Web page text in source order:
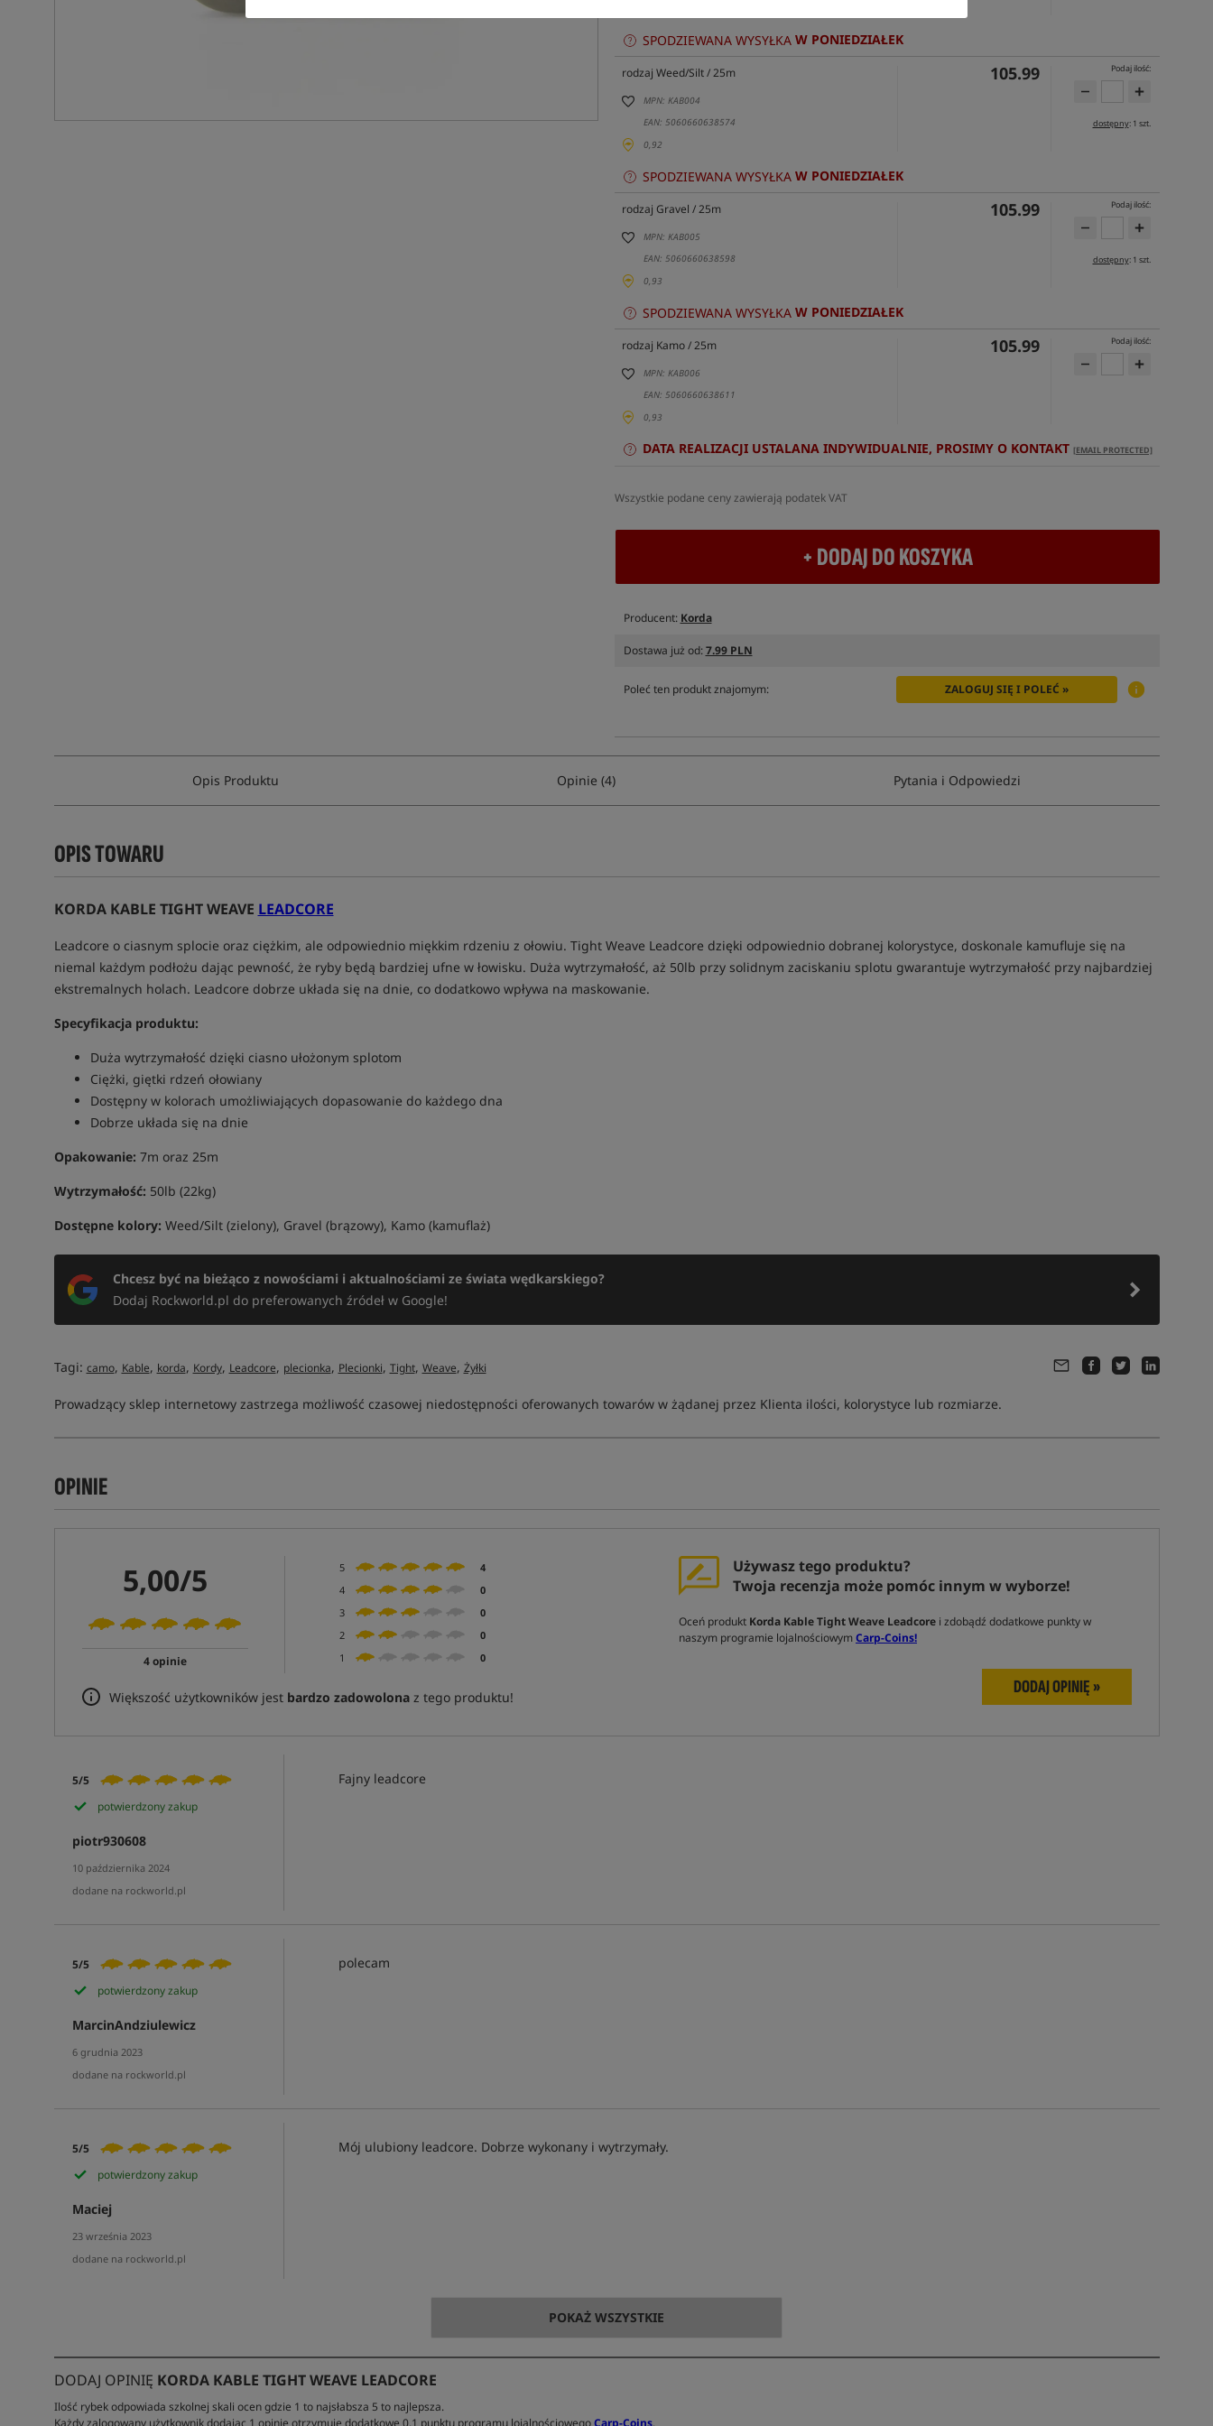
SPODZIEWANA WYSYŁKA W PONIEDZIAŁEK
rodzaj Weed/Silt / 25m
MPN: KAB004
EAN: 5060660638574
0,92
105.99 Podaj ilość:
dostępny: 1 szt.
SPODZIEWANA WYSYŁKA W PONIEDZIAŁEK
rodzaj Gravel / 25m
MPN: KAB005
EAN: 5060660638598
0,93
105.99 Podaj ilość:
dostępny: 1 szt.
SPODZIEWANA WYSYŁKA W PONIEDZIAŁEK
rodzaj Kamo / 25m
MPN: KAB006
EAN: 5060660638611
0,93
105.99 Podaj ilość:
DATA REALIZACJI USTALANA INDYWIDUALNIE, PROSIMY O KONTAKT [EMAIL PROTECTED]
Wszystkie podane ceny zawierają podatek VAT
+ DODAJ DO KOSZYKA
Producent: Korda
Dostawa już od:7.99 PLN
Poleć ten produkt znajomym: ZALOGUJ SIĘ I POLEĆ »
Opis Produktu Opinie (4) Pytania i Odpowiedzi
OPIS TOWARU
KORDA KABLE TIGHT WEAVE LEADCORE
Leadcore o ciasnym splocie oraz ciężkim, ale odpowiednio miękkim rdzeniu z ołowiu. Tight Weave Leadcore dzięki odpowiednio dobranej kolorystyce, doskonale kamufluje się na
niemal każdym podłożu dając pewność, że ryby będą bardziej ufne w łowisku. Duża wytrzymałość, aż 50lb przy solidnym zaciskaniu splotu gwarantuje wytrzymałość przy najbardziej
ekstremalnych holach. Leadcore dobrze układa się na dnie, co dodatkowo wpływa na maskowanie.
Specyfikacja produktu:
Duża wytrzymałość dzięki ciasno ułożonym splotom
Ciężki, giętki rdzeń ołowiany
Dostępny w kolorach umożliwiających dopasowanie do każdego dna
Dobrze układa się na dnie
Opakowanie: 7m oraz 25m
Wytrzymałość: 50lb (22kg)
Dostępne kolory: Weed/Silt (zielony), Gravel (brązowy), Kamo (kamuflaż)
Chcesz być na bieżąco z nowościami i aktualnościami ze świata wędkarskiego?
Dodaj Rockworld.pl do preferowanych źródeł w Google!
Tagi: camo, Kable, korda, Kordy, Leadcore, plecionka, Plecionki, Tight, Weave, Żyłki
Prowadzący sklep internetowy zastrzega możliwość czasowej niedostępności oferowanych towarów w żądanej przez Klienta ilości, kolorystyce lub rozmiarze.
OPINIE
5,00/5
4 opinie
5
4
4
0
3
0
2
0
1
0
Większość użytkowników jest bardzo zadowolonaz tego produktu!
Używasz tego produktu?
Twoja recenzja może pomóc innym w wyborze!
Oceń produkt Korda Kable Tight Weave Leadcore i zdobądź dodatkowe punkty w
naszym programie lojalnościowymCarp-Coins!
DODAJ OPINIĘ »
5/5
potwierdzony zakup
piotr930608
10 października 2024
dodane na rockworld.pl
Fajny leadcore
5/5
potwierdzony zakup
MarcinAndziulewicz
6 grudnia 2023
dodane na rockworld.pl
polecam
5/5
potwierdzony zakup
Maciej
23 września 2023
dodane na rockworld.pl
Mój ulubiony leadcore. Dobrze wykonany i wytrzymały.
POKAŻ WSZYSTKIE
DODAJ OPINIĘ KORDA KABLE TIGHT WEAVE LEADCORE
Ilość rybek odpowiada szkolnej skali ocen gdzie 1 to najsłabsza 5 to najlepsza.
Każdy zalogowany użytkownik dodając 1 opinię otrzymuje dodatkowe 0.1 punktu programu lojalnościowegoCarp-Coins.